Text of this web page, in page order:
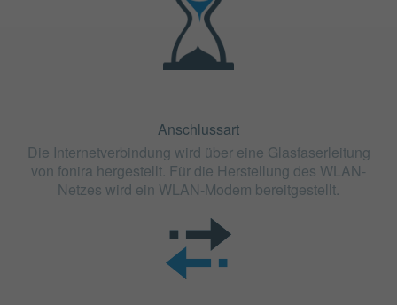
Anschlussart
Die Internetverbindung wird über eine Glasfaserleitung
von fonira hergestellt. Für die Herstellung des WLAN-
Netzes wird ein WLAN-Modem bereitgestellt.